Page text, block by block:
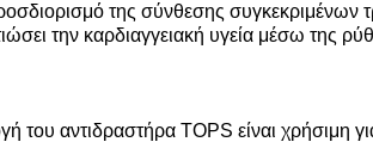
της σύνθεσης
την καρδιαγγειακή υγεία μέσω της
του αντιδραστήρα TOPS είναι χρήσιμη